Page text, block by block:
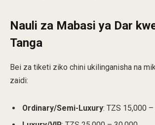
Nauli za Mabasi ya Dar
Tanga
Bei za tiketi ziko chini ukilinganisha na
zaidi:
Ordinary/Semi-Luxury: TZS 15,000